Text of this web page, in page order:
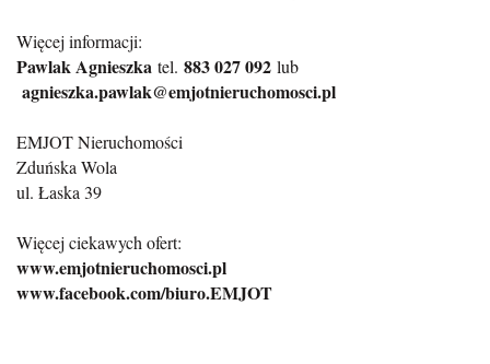
Więcej informacji:
Pawlak Agnieszka tel. 883 027 092 lub
agnieszka.pawlak@emjotnieruchomosci.pl
EMJOT Nieruchomości
Zduńska Wola
ul. Łaska 39
Więcej ciekawych ofert:
www.emjotnieruchomosci.pl
www.facebook.com/biuro.EMJOT